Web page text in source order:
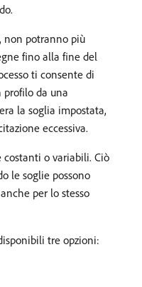
non potranno più
fino alla fine del
ti consente di
da una
la soglia impostata,
eccessiva.
costanti o variabili. Ciò
le soglie possono
per lo stesso
tre opzioni: